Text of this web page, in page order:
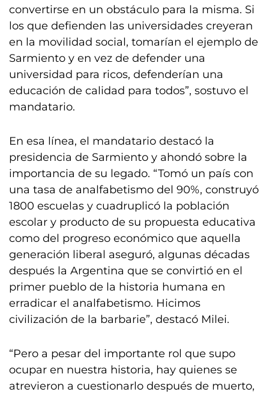
convertirse en un obstáculo para la misma. Si
los que defienden las universidades creyeran
en la movilidad social, tomarían el ejemplo de
Sarmiento y en vez de defender una
universidad para ricos, defenderían una
educación de calidad para todos”, sostuvo el
mandatario.
En esa línea, el mandatario destacó la
presidencia de Sarmiento y ahondó sobre la
importancia de su legado. “Tomó un país con
una tasa de analfabetismo del 90%, construyó
1800 escuelas y cuadruplicó la población
escolar y producto de su propuesta educativa
como del progreso económico que aquella
generación liberal aseguró, algunas décadas
después la Argentina que se convirtió en el
primer pueblo de la historia humana en
erradicar el analfabetismo. Hicimos
civilización de la barbarie”, destacó Milei.
“Pero a pesar del importante rol que supo
ocupar en nuestra historia, hay quienes se
atrevieron a cuestionarlo después de muerto,